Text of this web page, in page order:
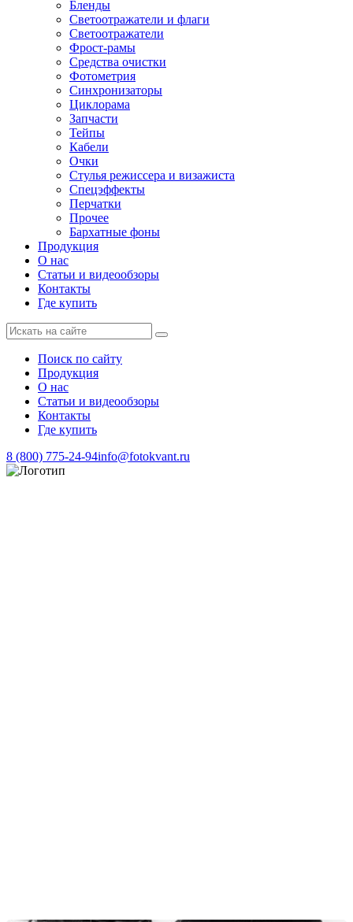
Бленды
Светоотражатели и флаги
Светоотражатели
Фрост-рамы
Средства очистки
Фотометрия
Синхронизаторы
Циклорама
Запчасти
Тейпы
Кабели
Очки
Стулья режиссера и визажиста
Спецэффекты
Перчатки
Прочее
Бархатные фоны
Продукция
О нас
Статьи и видеообзоры
Контакты
Где купить
Поиск по сайту
Продукция
О нас
Статьи и видеообзоры
Контакты
Где купить
8 (800) 775-24-94info@fotokvant.ru